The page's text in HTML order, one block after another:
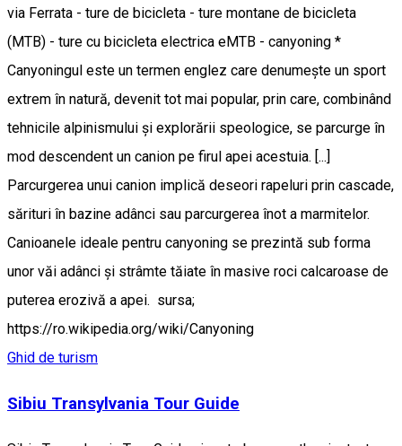
via Ferrata - ture de bicicleta - ture montane de bicicleta
(MTB) - ture cu bicicleta electrica eMTB - canyoning *
Canyoningul este un termen englez care denumește un sport
extrem în natură, devenit tot mai popular, prin care, combinând
tehnicile alpinismului și explorării speologice, se parcurge în
mod descendent un canion pe firul apei acestuia. [...]
Parcurgerea unui canion implică deseori rapeluri prin cascade,
sărituri în bazine adânci sau parcurgerea înot a marmitelor.
Canioanele ideale pentru canyoning se prezintă sub forma
unor văi adânci și strâmte tăiate în masive roci calcaroase de
puterea erozivă a apei. sursa;
https://ro.wikipedia.org/wiki/Canyoning
Ghid de turism
Sibiu Transylvania Tour Guide